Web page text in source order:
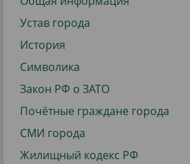
Устав города
История
Символика
Закон РФ о ЗАТО
Почётные граждане города
СМИ города
Жилищный кодекс РФ